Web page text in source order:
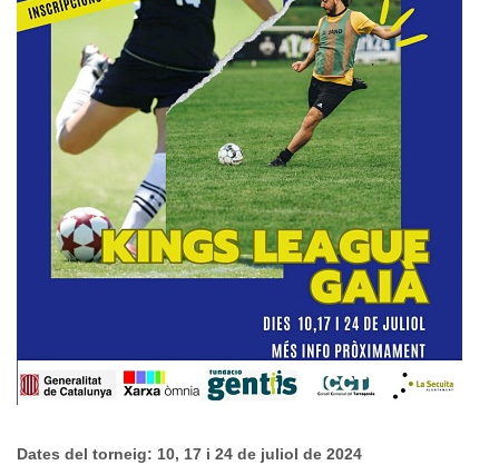
Dates del torneig: 10, 17 i 24 de juliol de 2024